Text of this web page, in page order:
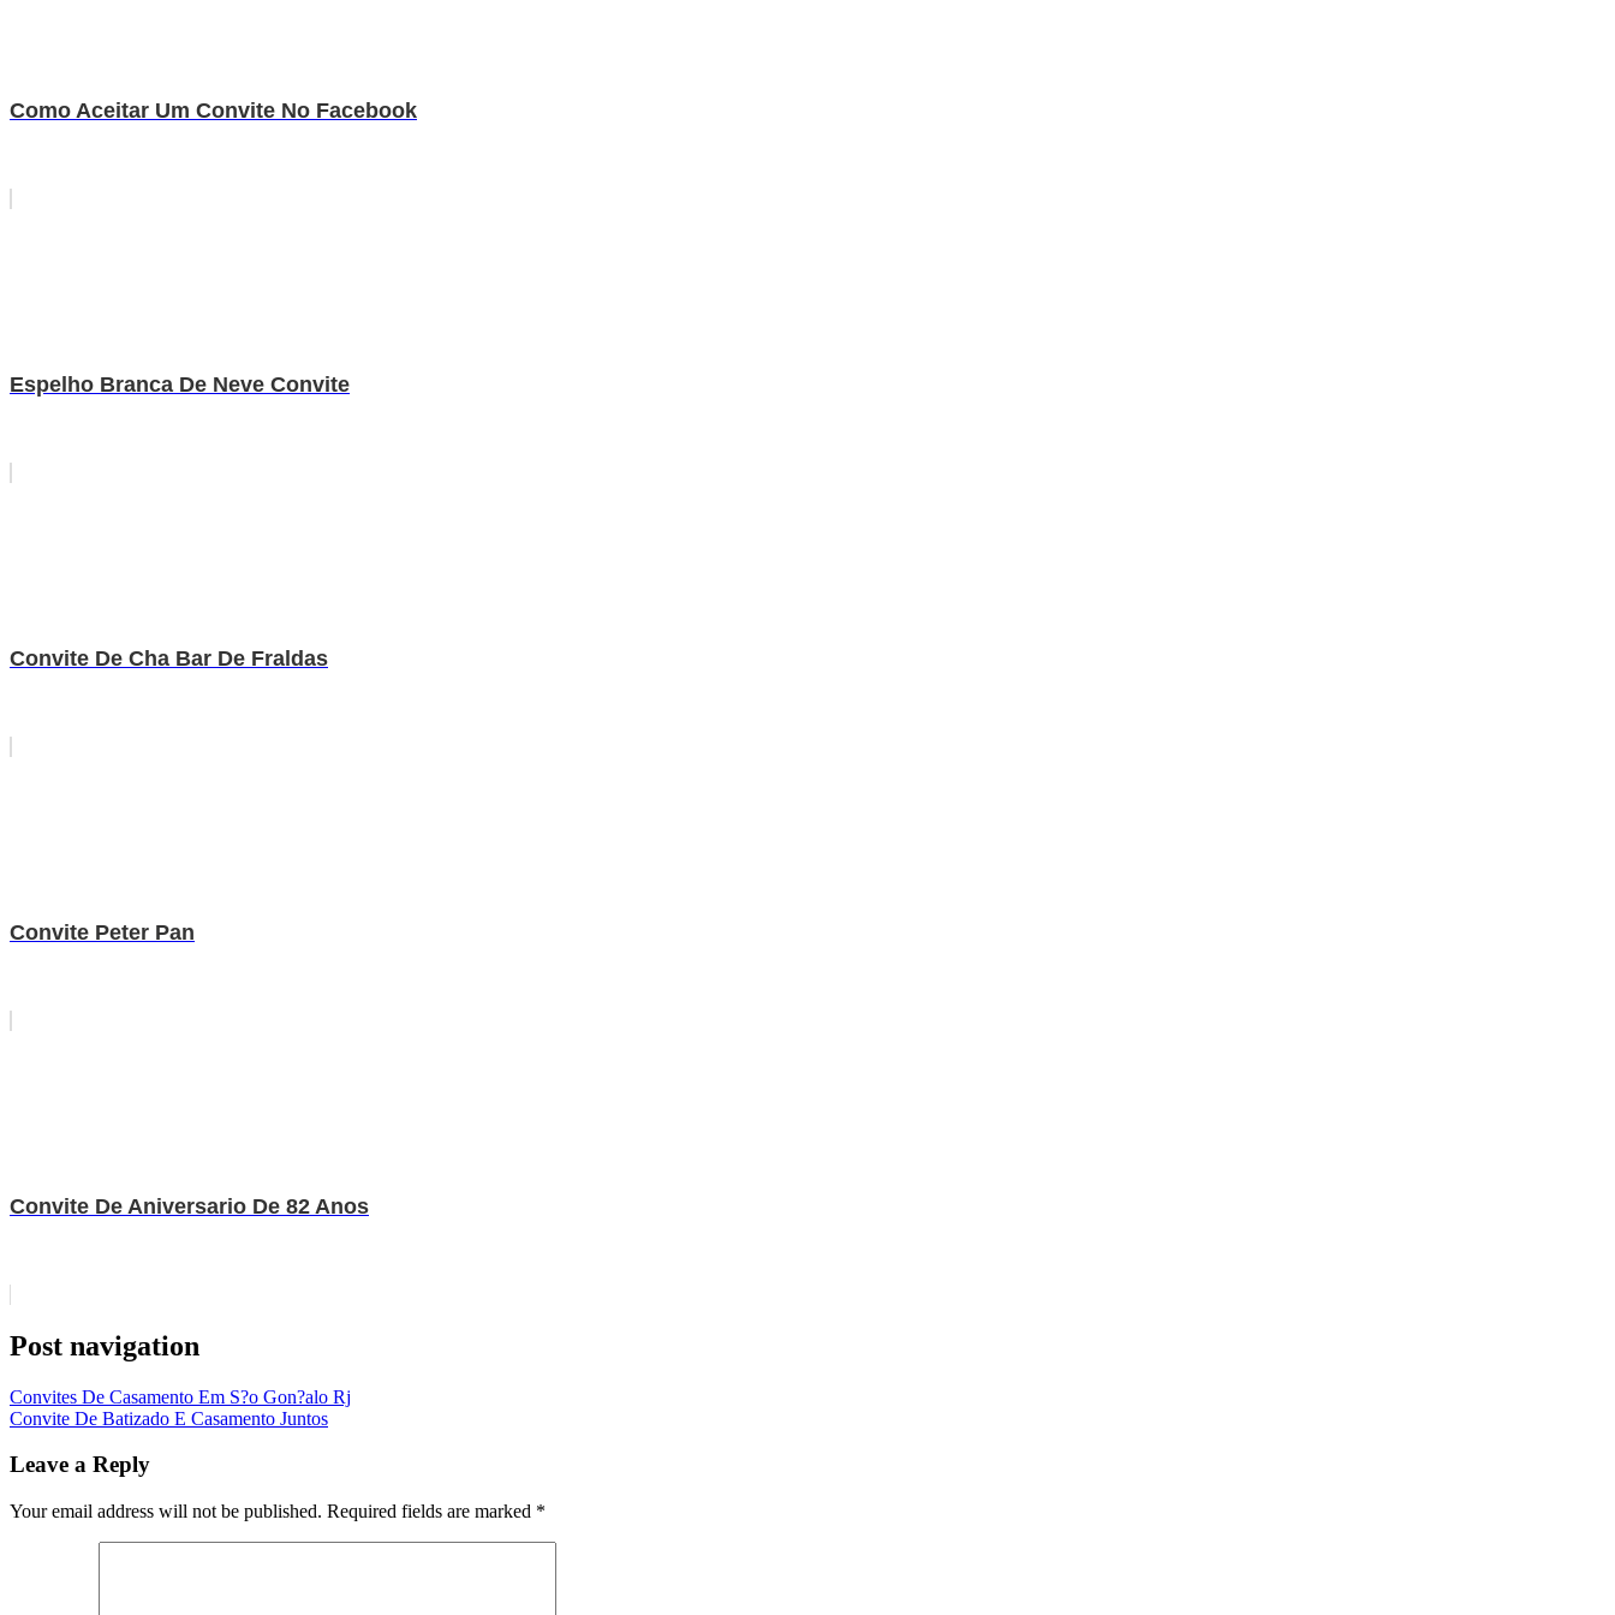
Como Aceitar Um Convite No Facebook
Espelho Branca De Neve Convite
Convite De Cha Bar De Fraldas
Convite Peter Pan
Convite De Aniversario De 82 Anos
Post navigation
Convites De Casamento Em S?o Gon?alo Rj
Convite De Batizado E Casamento Juntos
Leave a Reply
Your email address will not be published. Required fields are marked *